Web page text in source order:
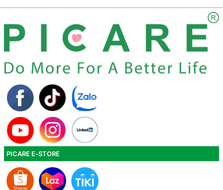
PICARE E-STORE